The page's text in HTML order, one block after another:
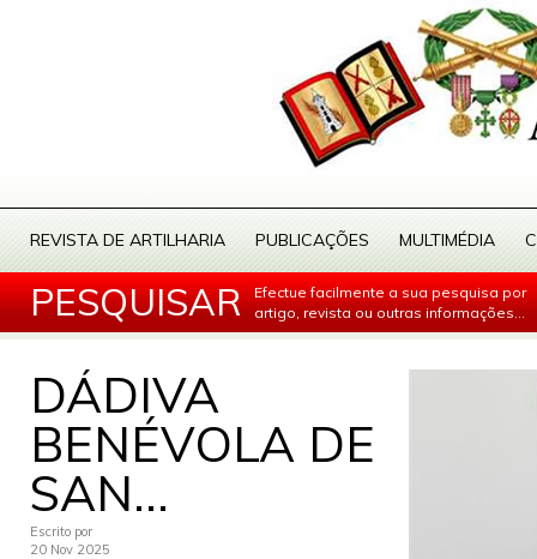
REVISTA DE ARTILHARIA PUBLICAÇÕES MULTIMÉDIA
PESQUISAR
Efectue facilmente a sua pesquisa por
artigo, revista ou outras informações...
DÁDIVA
BENÉVOLA DE
SAN...
Escrito por
20 Nov 2025